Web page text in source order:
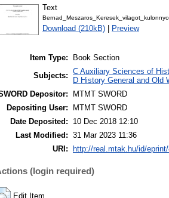
Text
Download (210kB) Preview
Item Type:
Book Section
Subjects: C Auxiliary Sciences of
D History General and Old
Depositor:
MTMT SWORD
Depositing User:
MTMT SWORD
Date Deposited:
10 Dec 2018 12:10
Last Modified: 31 Mar 2023 11:36
URI:
http://real.mtak.hu/id/
(login required)
Edit Item